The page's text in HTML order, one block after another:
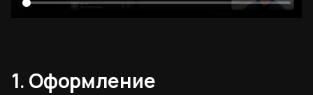
1. Оформление